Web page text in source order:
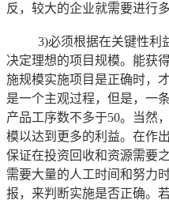
反，较大的企业就需要进行
3)必须根据在关键性利益
决定理想的项目规模。能获
施规模实施项目是正确时，
是一个主观过程，但是，一
产品工序数不多于50。当然
模以达到更多的利益。在作
保证在投资回收和资源需要
需要大量的人工时间和努力
报，来判断实施是否正确。